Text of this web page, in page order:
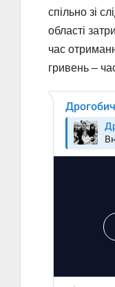
спільно зі
області
час
гривень –